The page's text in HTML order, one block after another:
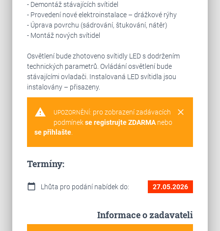
- Demontáž stávajících svítidel
- Provedení nové elektroinstalace – drážkové rýhy
- Úprava povrchu (sádrování, štukování, nátěr)
- Montáž nových svítidel
Osvětlení bude zhotoveno svítidly LED s dodržením
technických parametrů. Ovládání osvětlení bude
stávajícími ovladači. Instalovaná LED svítidla jsou
instalovány – přisazeny.
warning clear
UPOZORNĚNÍ: pro zobrazení zadávacích
podmínekse registrujte ZDARMAnebo
se přihlašte.
Termíny:
calendar_today Lhůta pro podání nabídek do: 27.05.2026
Informace o zadavateli